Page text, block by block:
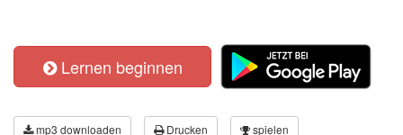
Lernen beginnen
mp3 downloaden Drucken spielen